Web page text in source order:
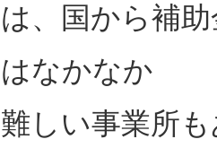
は、国から補
はなかなか
難しい事業所